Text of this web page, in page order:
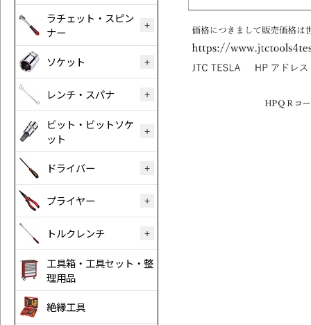
ラチェット・スピン
ナー
ソケット
レンチ・スパナ
ビット・ビットソケ
ット
ドライバー
プライヤー
トルクレンチ
工具箱・工具セット・整
理用品
絶縁工具